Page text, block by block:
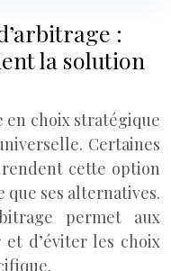
:
la solution
choix stratégique
Certaines
cette option
ses alternatives.
permet aux
d’éviter les choix